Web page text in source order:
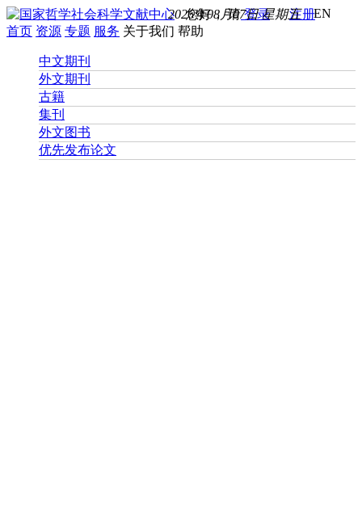
您好， 请登录 注册EN
2026年08月07日 星期五
首页 资源 专题 服务 关于我们 帮助
中文期刊
外文期刊
古籍
集刊
外文图书
优先发布论文